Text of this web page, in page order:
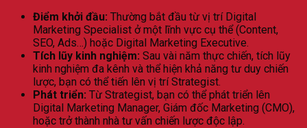
Điểm khởi đầu: Thường bắt đầu từ vị trí Digital
Marketing Specialist ở một lĩnh vực cụ thể (Content,
SEO, Ads…) hoặc Digital Marketing Executive.
Tích lũy kinh nghiệm: Sau vài năm thực chiến, tích lũy
kinh nghiệm đa kênh và thể hiện khả năng tư duy chiến
lược, bạn có thể tiến lên vị trí Strategist.
Phát triển: Từ Strategist, bạn có thể phát triển lên
Digital Marketing Manager, Giám đốc Marketing (CMO),
hoặc trở thành nhà tư vấn chiến lược độc lập.